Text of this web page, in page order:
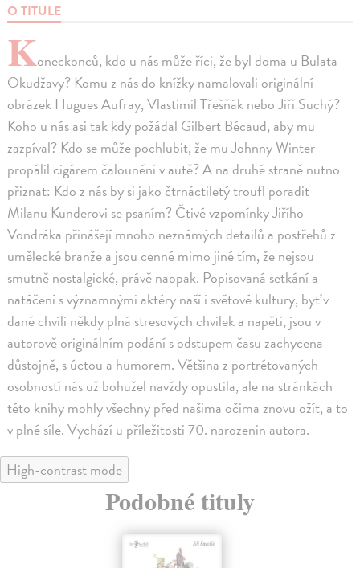
O TITULE
Koneckonců, kdo u nás může říci, že byl doma u Bulata
Okudžavy? Komu z nás do knížky namalovali originální
obrázek Hugues Aufray, Vlastimil Třešňák nebo Jiří Suchý?
Koho u nás asi tak kdy požádal Gilbert Bécaud, aby mu
zazpíval? Kdo se může pochlubit, že mu Johnny Winter
propálil cigárem čalounění v autě? A na druhé straně nutno
přiznat: Kdo z nás by si jako čtrnáctiletý troufl poradit
Milanu Kunderovi se psaním? Čtivé vzpomínky Jiřího
Vondráka přinášejí mnoho neznámých detailů a postřehů z
umělecké branže a jsou cenné mimo jiné tím, že nejsou
smutně nostalgické, právě naopak. Popisovaná setkání a
natáčení s významnými aktéry naší i světové kultury, byť v
dané chvíli někdy plná stresových chvilek a napětí, jsou v
autorově originálním podání s odstupem času zachycena
důstojně, s úctou a humorem. Většina z portrétovaných
osobností nás už bohužel navždy opustila, ale na stránkách
této knihy mohly všechny před našima očima znovu ožít, a to
v plné síle. Vychází u příležitosti 70. narozenin autora.
High-contrast mode
Podobné tituly